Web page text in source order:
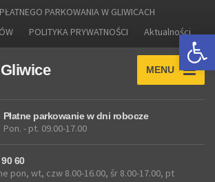
PARKOWANIA W GLIWICACH
POLITYKA PRYWATNOŚCI Aktualności
MENU
Płatne parkowanie w dni robocze
Pon. - pt. 09.00-17.00
60
pon, wt, czw 8.00-16.00, śr 8.00-17.00, pt